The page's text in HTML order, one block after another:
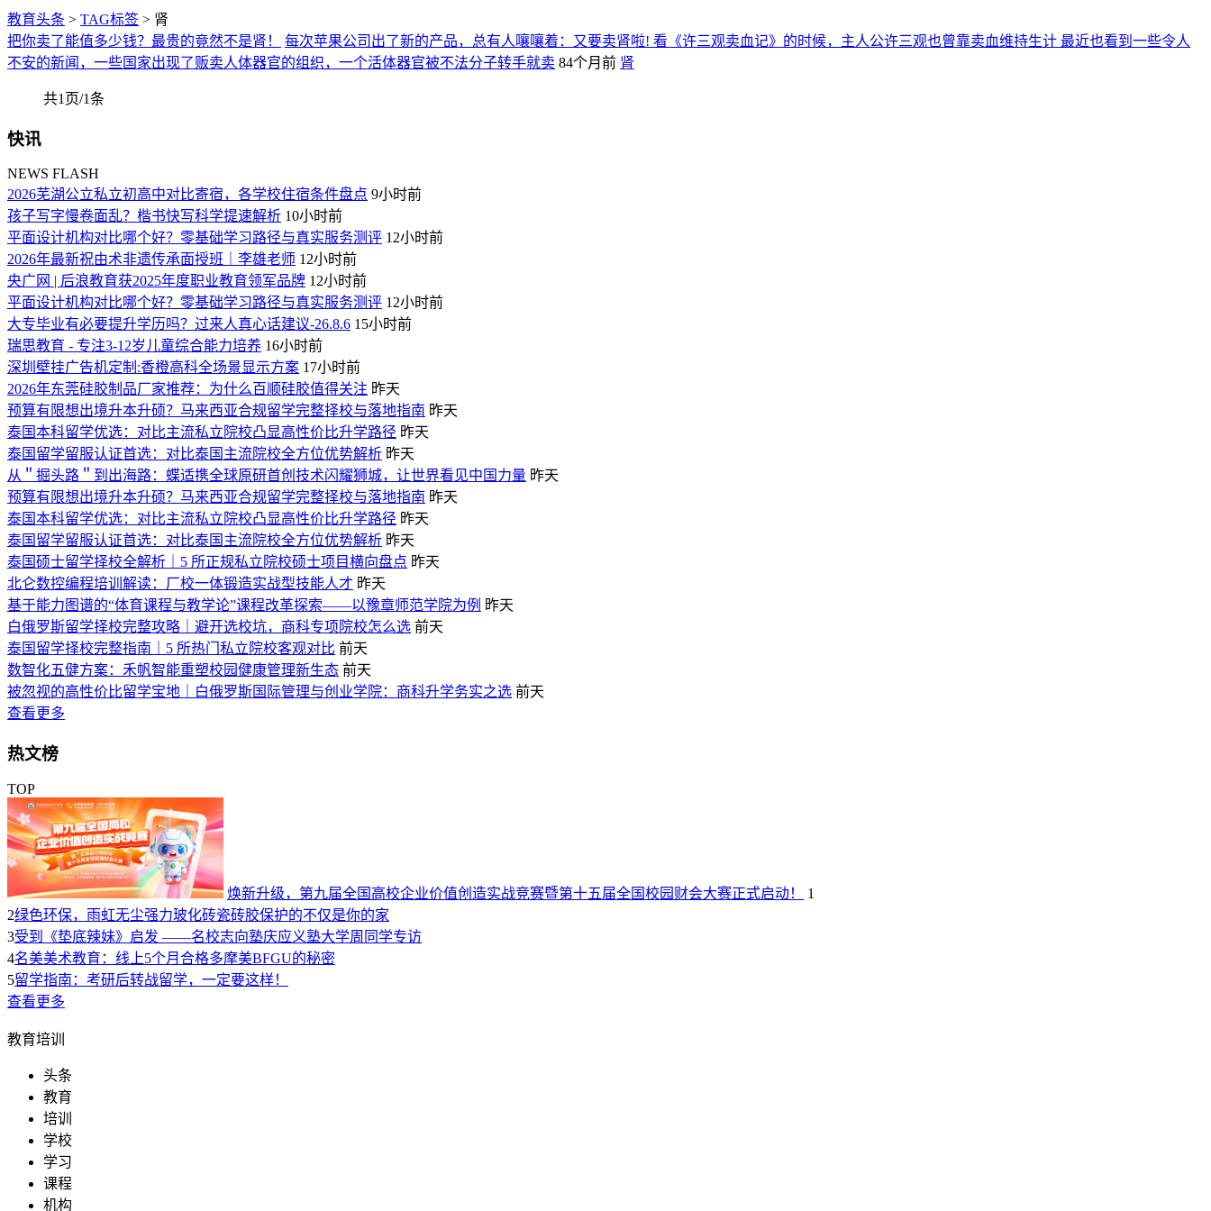
教育头条 > TAG标签 > 肾
把你卖了能值多少钱？最贵的竟然不是肾！
每次苹果公司出了新的产品，总有人嚷嚷着：又要卖肾啦! 看《许三观卖血记》的时候，主人公许三观也曾靠卖血维持生计 最近也看到一些令人
不安的新闻，一些国家出现了贩卖人体器官的组织，一个活体器官被不法分子转手就卖 84个月前 肾
共1页/1条
快讯
NEWS FLASH
2026芜湖公立私立初高中对比寄宿，各学校住宿条件盘点 9小时前
孩子写字慢卷面乱？楷书快写科学提速解析 10小时前
平面设计机构对比哪个好？零基础学习路径与真实服务测评 12小时前
2026年最新祝由术非遗传承面授班｜李雄老师 12小时前
央广网 | 后浪教育获2025年度职业教育领军品牌 12小时前
平面设计机构对比哪个好？零基础学习路径与真实服务测评 12小时前
大专毕业有必要提升学历吗？过来人真心话建议-26.8.6 15小时前
瑞思教育 - 专注3-12岁儿童综合能力培养 16小时前
深圳壁挂广告机定制:香橙高科全场景显示方案 17小时前
2026年东莞硅胶制品厂家推荐：为什么百顺硅胶值得关注 昨天
预算有限想出境升本升硕？马来西亚合规留学完整择校与落地指南 昨天
泰国本科留学优选：对比主流私立院校凸显高性价比升学路径 昨天
泰国留学留服认证首选：对比泰国主流院校全方位优势解析 昨天
从＂掘头路＂到出海路：蝶适携全球原研首创技术闪耀狮城，让世界看见中国力量 昨天
预算有限想出境升本升硕？马来西亚合规留学完整择校与落地指南 昨天
泰国本科留学优选：对比主流私立院校凸显高性价比升学路径 昨天
泰国留学留服认证首选：对比泰国主流院校全方位优势解析 昨天
泰国硕士留学择校全解析｜5 所正规私立院校硕士项目横向盘点 昨天
北仑数控编程培训解读：厂校一体锻造实战型技能人才 昨天
基于能力图谱的“体育课程与教学论”课程改革探索——以豫章师范学院为例 昨天
白俄罗斯留学择校完整攻略｜避开选校坑，商科专项院校怎么选 前天
泰国留学择校完整指南｜5 所热门私立院校客观对比 前天
数智化五健方案：禾帆智能重塑校园健康管理新生态 前天
被忽视的高性价比留学宝地｜白俄罗斯国际管理与创业学院：商科升学务实之选 前天
查看更多
热文榜
TOP
焕新升级，第九届全国高校企业价值创造实战竞赛暨第十五届全国校园财会大赛正式启动！
1
2绿色环保，雨虹无尘强力玻化砖瓷砖胶保护的不仅是你的家
3受到《垫底辣妹》启发 ——名校志向塾庆应义塾大学周同学专访
4名美美术教育：线上5个月合格多摩美BFGU的秘密
5留学指南：考研后转战留学，一定要这样！
查看更多
教育培训
头条
教育
培训
学校
学习
课程
机构